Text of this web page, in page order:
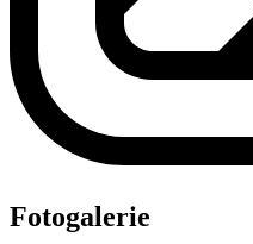
Fotogalerie